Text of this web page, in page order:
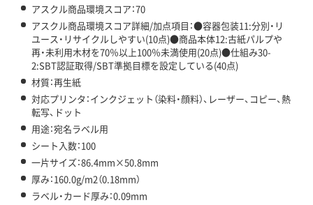
アスクル商品環境スコア：70
アスクル商品環境スコア詳細/加点項目：●容器包装11:分別・リ
ユース・リサイクルしやすい(10点)●商品本体12:古紙パルプや
再・未利用木材を70％以上100％未満使用(20点)●仕組み30-
2:SBT認証取得/SBT準拠目標を設定している(40点)
材質：再生紙
対応プリンタ：インクジェット（染料・顔料）、レーザー、コピー、熱
転写、ドット
用途：宛名ラベル用
シート入数：100
一片サイズ：86.4mm×50.8mm
厚み：160.0g/m2（0.18mm）
ラベル・カード厚み：0.09mm